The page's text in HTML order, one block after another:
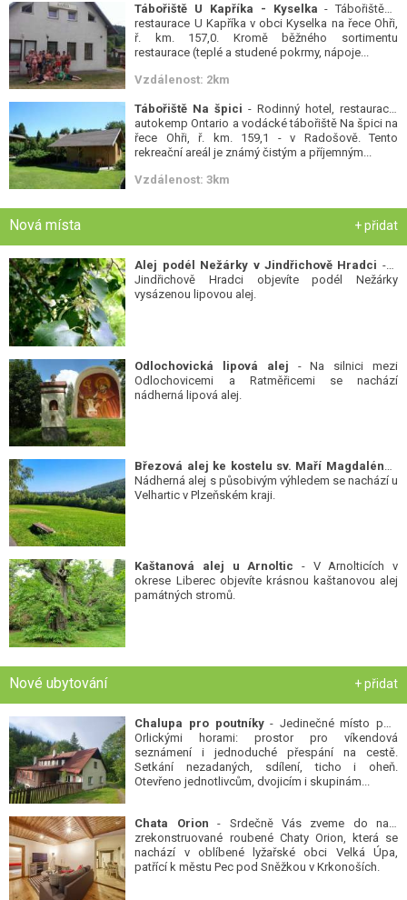
Tábořiště U Kapříka - Kyselka - Tábořiště a
restaurace U Kapříka v obci Kyselka na řece Ohři,
ř. km. 157,0. Kromě běžného sortimentu
restaurace (teplé a studené pokrmy, nápoje...
Vzdálenost: 2km
Tábořiště Na špici - Rodinný hotel, restaurace,
autokemp Ontario a vodácké tábořiště Na špici na
řece Ohři, ř. km. 159,1 - v Radošově. Tento
rekreační areál je známý čistým a příjemným...
Vzdálenost: 3km
Nová místa + přidat
Alej podél Nežárky v Jindřichově Hradci - V
Jindřichově Hradci objevíte podél Nežárky
vysázenou lipovou alej.
Odlochovická lipová alej - Na silnici mezi
Odlochovicemi a Ratměřicemi se nachází
nádherná lipová alej.
Nádherná alej s působivým výhledem se nachází u
Velhartic v Plzeňském kraji.
Kaštanová alej u Arnoltic - V Arnolticích v
okrese Liberec objevíte krásnou kaštanovou alej
památných stromů.
Nové ubytování + přidat
Chalupa pro poutníky- Jedinečné místo pod
Orlickými horami: prostor pro víkendová
seznámení i jednoduché přespání na cestě.
Setkání nezadaných, sdílení, ticho i oheň.
Otevřeno jednotlivcům, dvojicím i skupinám...
Chata Orion - Srdečně Vás zveme do naší
zrekonstruované roubené Chaty Orion, která se
nachází v oblíbené lyžařské obci Velká Úpa,
patřící k městu Pec pod Sněžkou v Krkonoších.